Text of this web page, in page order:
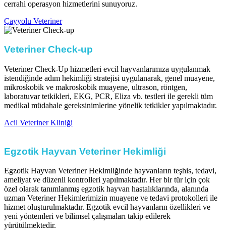
cerrahi operasyon hizmetlerini sunuyoruz.​
Çayyolu Veteriner
Veteriner Check-up​
Veteriner Check-Up hizmetleri evcil hayvanlarımıza uygulanmak
istendiğinde adım hekimliği stratejisi uygulanarak, genel muayene,
mikroskobik ve makroskobik muayene, ultrason, röntgen,
laboratuvar tetkikleri, EKG, PCR, Eliza vb. testleri ile gerekli tüm
medikal müdahale gereksinimlerine yönelik tetkikler yapılmaktadır.​
Acil Veteriner Kliniği
Egzotik Hayvan Veteriner Hekimliği
Egzotik Hayvan Veteriner Hekimliğinde hayvanların teşhis, tedavi,
ameliyat ve düzenli kontrolleri yapılmaktadır. Her bir tür için çok
özel olarak tanımlanmış egzotik hayvan hastalıklarında, alanında
uzman Veteriner Hekimlerimizin muayene ve tedavi protokolleri ile
hizmet oluşturulmaktadır. Egzotik evcil hayvanların özellikleri ve
yeni yöntemleri ve bilimsel çalışmaları takip edilerek
yürütülmektedir.​